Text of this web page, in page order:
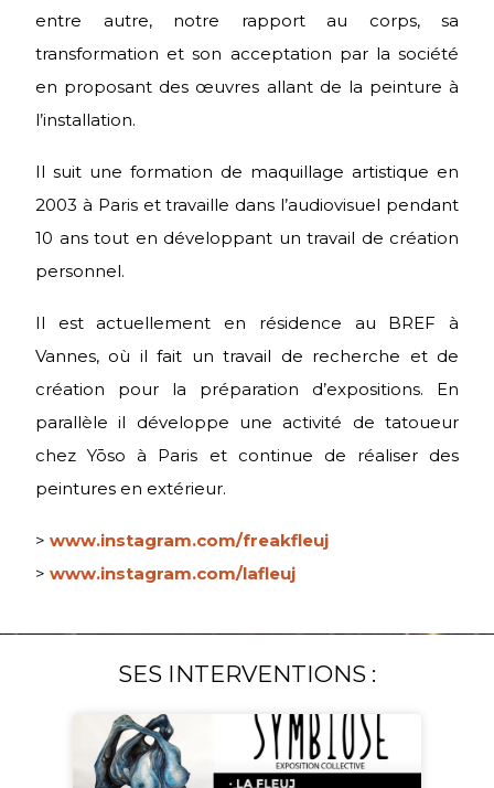
entre autre, notre rapport au corps, sa
transformation et son acceptation par la société
en proposant des œuvres allant de la peinture à
l’installation.
Il suit une formation de maquillage artistique en
2003 à Paris et travaille dans l’audiovisuel pendant
10 ans tout en développant un travail de création
personnel.
Il est actuellement en résidence au BREF à
Vannes, où il fait un travail de recherche et de
création pour la préparation d’expositions. En
parallèle il développe une activité de tatoueur
chez Yōso à Paris et continue de réaliser des
peintures en extérieur.
> www.instagram.com/freakfleuj
> www.instagram.com/lafleuj
SES INTERVENTIONS :